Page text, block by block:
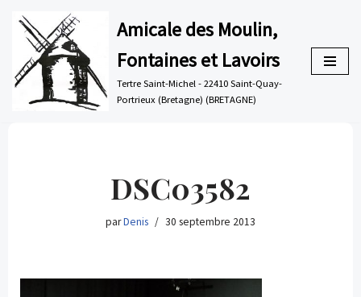
Aller
au
contenu
Amicale des Moulin,
Fontaines et Lavoirs
Tertre Saint-Michel - 22410 Saint-Quay-
Portrieux (Bretagne) (BRETAGNE)
DSC03582
parDenis 30 septembre 2013